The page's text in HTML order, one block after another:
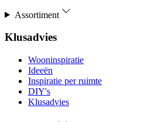
Assortiment
Klusadvies
Wooninspiratie
Ideeën
Inspiratie per ruimte
DIY's
Klusadvies